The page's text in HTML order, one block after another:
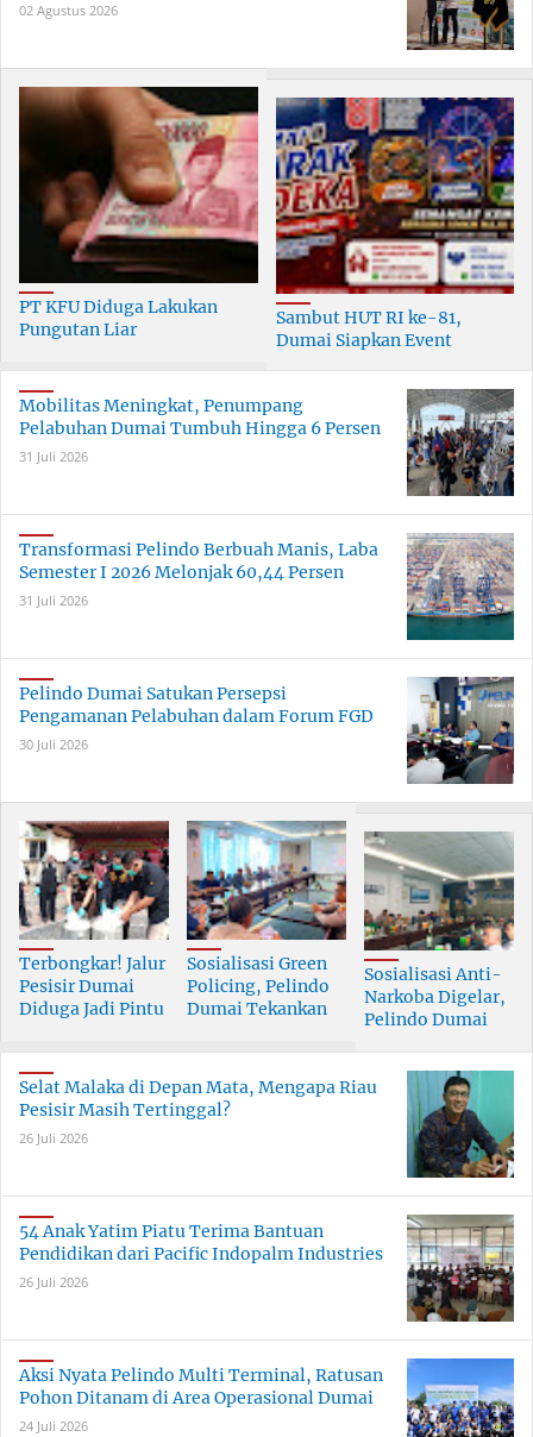
02 Agustus 2026
PT KFU Diduga Lakukan
Pungutan Liar
Dumai
Sambut HUT RI ke-81,
Dumai Siapkan Event
Mobilitas Meningkat, Penumpang
Pelabuhan Dumai Tumbuh Hingga 6 Persen
31 Juli 2026
Transformasi Pelindo Berbuah Manis, Laba
Semester I 2026 Melonjak 60,44 Persen
31 Juli 2026
Pelindo Dumai Satukan Persepsi
Pengamanan Pelabuhan dalam Forum FGD
30 Juli 2026
Terbongkar! Jalur
Pesisir Dumai
Diduga Jadi Pintu
Skala Besar
Sosialisasi Green
Policing, Pelindo
Dumai Tekankan
Bersama
Sosialisasi Anti-
Narkoba Digelar,
Pelindo Dumai
Selat Malaka di Depan Mata, Mengapa Riau
Pesisir Masih Tertinggal?
26 Juli 2026
54 Anak Yatim Piatu Terima Bantuan
Pendidikan dari Pacific Indopalm Industries
26 Juli 2026
Aksi Nyata Pelindo Multi Terminal, Ratusan
Pohon Ditanam di Area Operasional Dumai
24 Juli 2026